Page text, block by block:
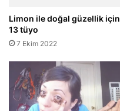
Limon ile doğal güzellik için
13 tüyo
7 Ekim 2022